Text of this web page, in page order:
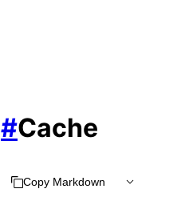
#Cache
Copy Markdown